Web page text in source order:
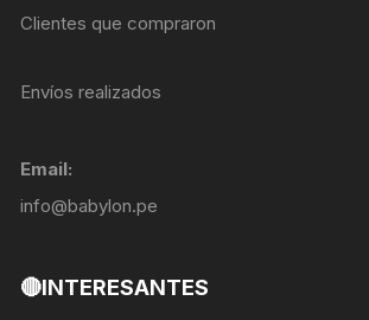
Clientes que compraron
Envíos realizados
Email:
info@babylon.pe
🔴INTERESANTES